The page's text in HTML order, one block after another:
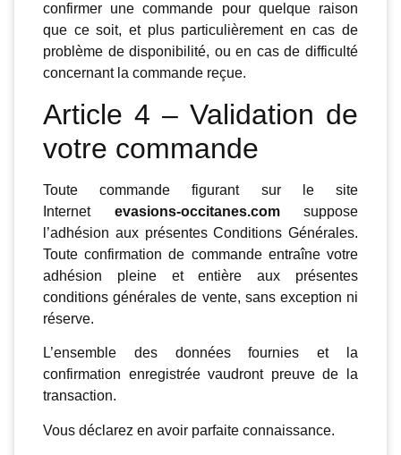
confirmer une commande pour quelque raison
que ce soit, et plus particulièrement en cas de
problème de disponibilité, ou en cas de difficulté
concernant la commande reçue.
Article 4 – Validation de
votre commande
Toute commande figurant sur le site
Internet evasions-occitanes.comsuppose
l’adhésion aux présentes Conditions Générales.
Toute confirmation de commande entraîne votre
adhésion pleine et entière aux présentes
conditions générales de vente, sans exception ni
réserve.
L’ensemble des données fournies et la
confirmation enregistrée vaudront preuve de la
transaction.
Vous déclarez en avoir parfaite connaissance.